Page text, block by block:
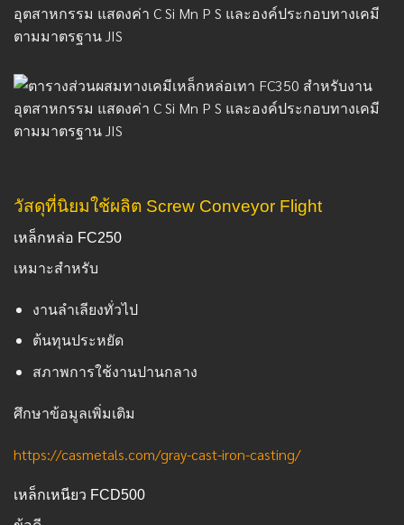
วัสดุที่นิยมใช้ผลิต Screw Conveyor Flight
เหล็กหล่อ FC250
เหมาะสำหรับ
งานลำเลียงทั่วไป
ต้นทุนประหยัด
สภาพการใช้งานปานกลาง
ศึกษาข้อมูลเพิ่มเติม
https://casmetals.com/gray-cast-iron-casting/
เหล็กเหนียว FCD500